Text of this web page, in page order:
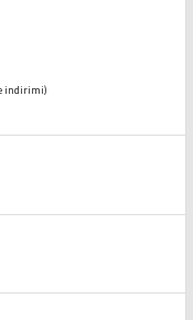
indirimi)